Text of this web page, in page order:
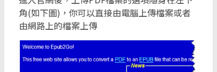
角(如下圖)，你可以直接由電腦上傳檔案或者
由網路上的檔案上傳